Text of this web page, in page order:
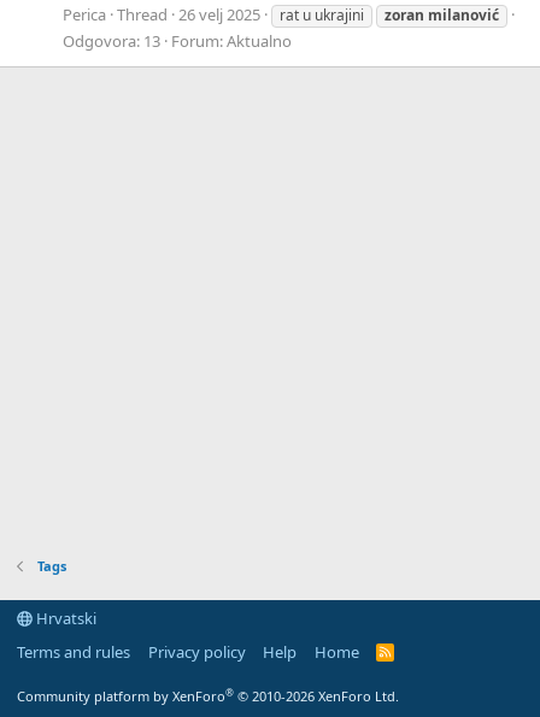
Perica Thread 26 velj 2025 rat u ukrajini zoran milanović
Odgovora: 13 Forum:Aktualno
Tags
Hrvatski
Terms and rules
Privacy policy Help Home
R
Community platform by XenForo® © 2010-2026 XenForo Ltd.